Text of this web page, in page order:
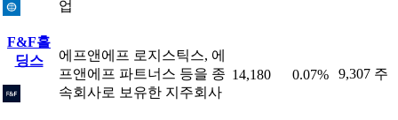
업
F&F홀
딩스
에프앤에프 로지스틱스, 에
프앤에프 파트너스 등을 종
속회사로 보유한 지주회사
14,180 0.07% 9,307 주